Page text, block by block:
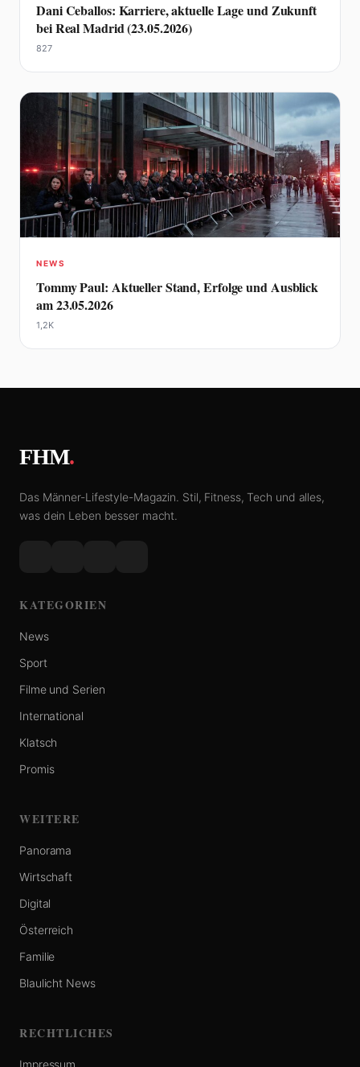
Dani Ceballos: Karriere, aktuelle Lage und Zukunft
bei Real Madrid (23.05.2026)
827
NEWS
Tommy Paul: Aktueller Stand, Erfolge und Ausblick
am 23.05.2026
1,2K
FHM.
Das Männer-Lifestyle-Magazin. Stil, Fitness, Tech und alles,
was dein Leben besser macht.
KATEGORIEN
News
Sport
Filme und Serien
International
Klatsch
Promis
WEITERE
Panorama
Wirtschaft
Digital
Österreich
Familie
Blaulicht News
RECHTLICHES